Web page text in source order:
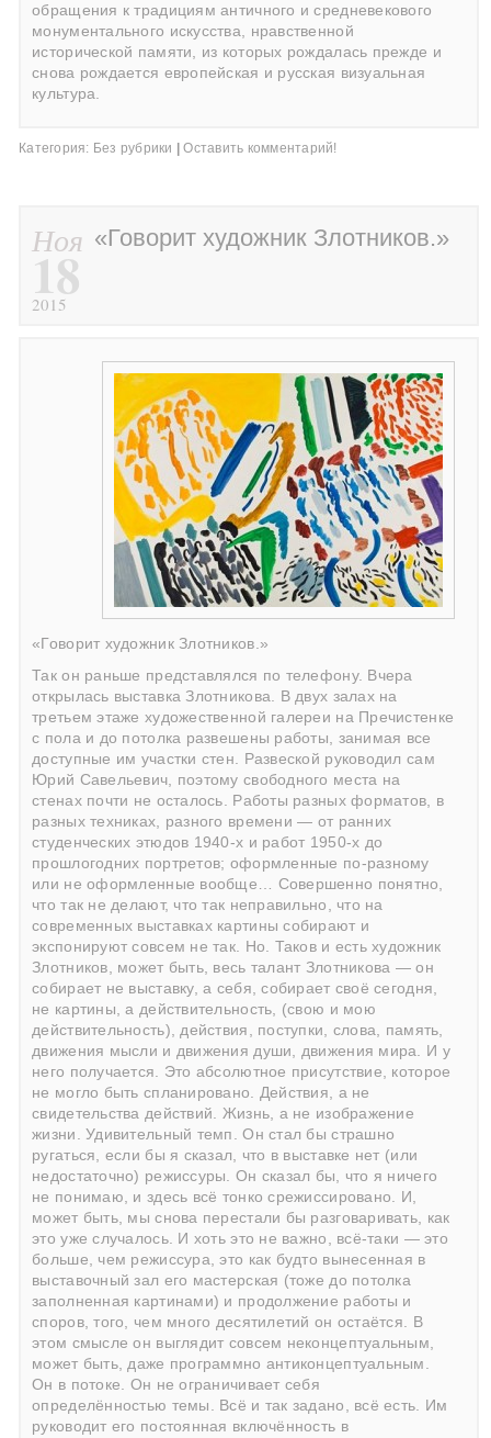
обращения к традициям античного и средневекового
монументального искусства, нравственной
исторической памяти, из которых рождалась прежде и
снова рождается европейская и русская визуальная
культура.
Категория: Без рубрики | Оставить комментарий!
Ноя
18
2015
«Говорит художник Злотников.»
«Говорит художник Злотников.»
Так он раньше представлялся по телефону. Вчера
открылась выставка Злотникова. В двух залах на
третьем этаже художественной галереи на Пречистенке
с пола и до потолка развешены работы, занимая все
доступные им участки стен. Развеской руководил сам
Юрий Савельевич, поэтому свободного места на
стенах почти не осталось. Работы разных форматов, в
разных техниках, разного времени — от ранних
студенческих этюдов 1940-х и работ 1950-х до
прошлогодних портретов; оформленные по-разному
или не оформленные вообще… Совершенно понятно,
что так не делают, что так неправильно, что на
современных выставках картины собирают и
экспонируют совсем не так. Но. Таков и естьхудожник
Злотников, может быть, весь талант Злотникова — он
собирает не выставку, а себя, собирает своё сегодня,
не картины, а действительность, (свою и мою
действительность), действия, поступки, слова, память,
движения мысли и движения души, движения мира. И у
него получается. Это абсолютное присутствие, которое
не могло быть спланировано. Действия, а не
свидетельства действий. Жизнь, а не изображение
жизни. Удивительный темп. Он стал бы страшно
ругаться, если бы я сказал, что в выставке нет (или
недостаточно) режиссуры. Он сказал бы, что я ничего
не понимаю, и здесь всё тонко срежиссировано. И,
может быть, мы снова перестали бы разговаривать, как
это уже случалось. И хоть это не важно, всё-таки — это
больше, чем режиссура, это как будто вынесенная в
выставочный зал его мастерская (тоже до потолка
заполненная картинами) и продолжение работы и
споров, того, чем много десятилетий он остаётся. В
этом смысле он выглядит совсем неконцептуальным,
может быть, даже программно антиконцептуальным.
Он в потоке. Он не ограничивает себя
определённостью темы. Всё и так задано, всё есть. Им
руководит его постоянная включённость в